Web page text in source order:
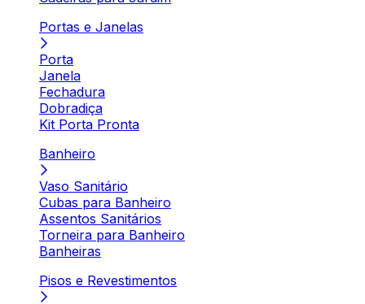
Portas e Janelas
Porta
Janela
Fechadura
Dobradiça
Kit Porta Pronta
Banheiro
Vaso Sanitário
Cubas para Banheiro
Assentos Sanitários
Torneira para Banheiro
Banheiras
Pisos e Revestimentos